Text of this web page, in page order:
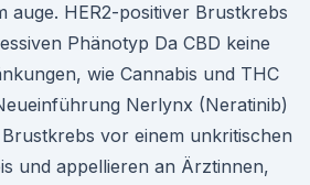
auge. HER2-positiver Brustkrebs
Phänotyp Da CBD keine
wie Cannabis und THC
Nerlynx (Neratinib)
vor einem unkritischen
und appellieren an Ärztinnen,